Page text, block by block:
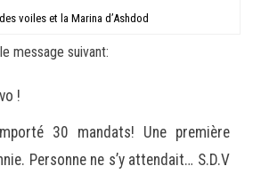
voiles et la Marina d’Ashdod
message suivant:
!
30 mandats! Une première
Personne ne s’y attendait… S.D.V